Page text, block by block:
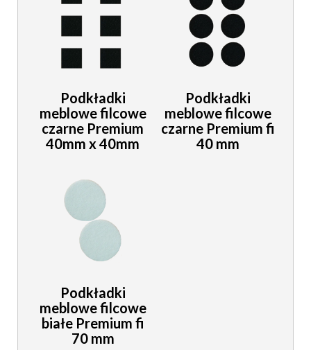
Podkładki
meblowe filcowe
czarne Premium
40mm x 40mm
Podkładki
meblowe filcowe
czarne Premium fi
40 mm
Podkładki
meblowe filcowe
białe Premium fi
70 mm